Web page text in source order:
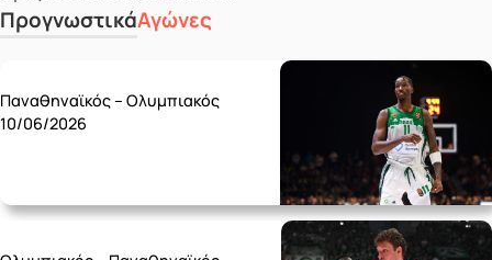
ΠρογνωστικάΑγώνες
Παναθηναϊκός – Ολυμπιακός
10/06/2026